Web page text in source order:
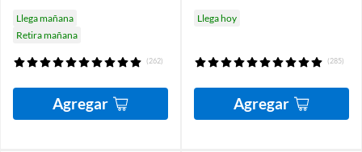
Llega mañana
Retira mañana
(262)
Agregar
Llega hoy
(285)
Agregar